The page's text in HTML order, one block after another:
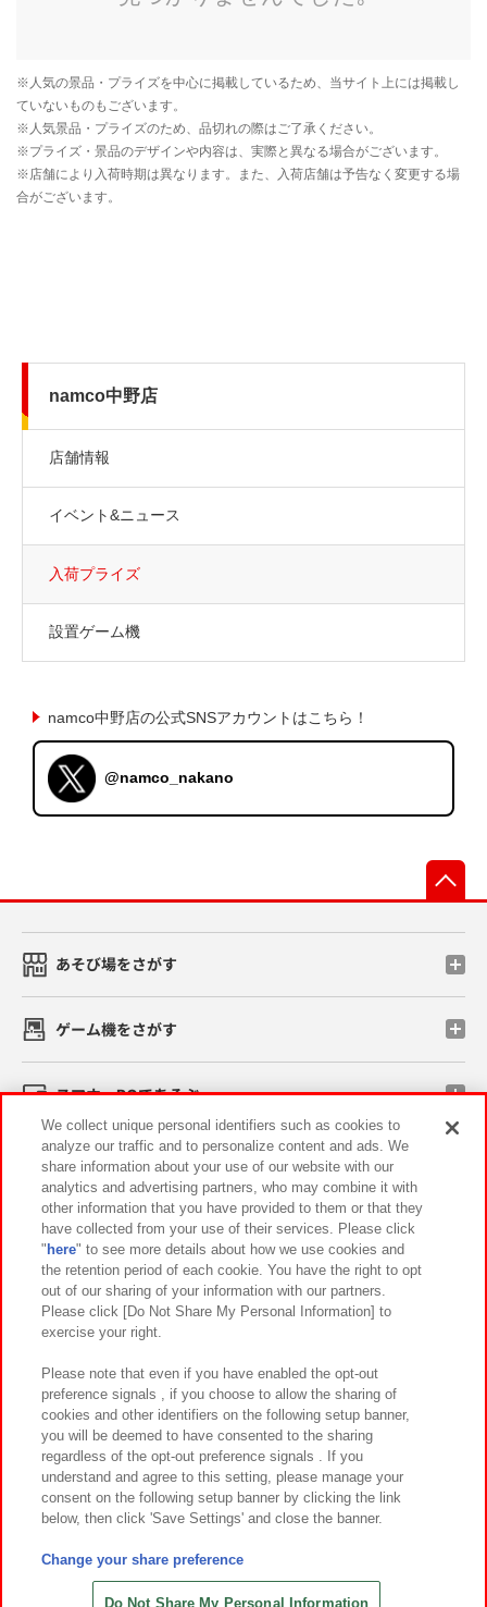
namco中野店
店舗情報
イベント&ニュース
入荷プライズ
設置ゲーム機
namco中野店の公式SNSアカウントはこちら！
@namco_nakano
あそび場をさがす
ゲーム機をさがす
スマホ・PCであそぶ
イベント・キャンペーン
関連会社 サステナビリティ サイトポリシー
プライバシーポリシー ウェブアクセシビリティ方針と検証結果
お取引先さまとともに
カスタマーハラスメント対応方針 よくあるご質問・お問い合わせ
©Bandai Namco Amusement Inc.
©Bandai Namco Amusement Lab Inc.
©HANAYASHIKI Co., Ltd. All Rights Reserved.
We collect unique personal identifiers such as cookies to
analyze our traffic and to personalize content and ads. We
share information about your use of our website with our
analytics and advertising partners, who may combine it with
other information that you have provided to them or that they
have collected from your use of their services. Please click
" here" to see more details about how we use cookies and
the retention period of each cookie. You have the right to opt
out of our sharing of your information with our partners.
Please click [Do Not Share My Personal Information] to
exercise your right.
Please note that even if you have enabled the opt-out
preference signals , if you choose to allow the sharing of
cookies and other identifiers on the following setup banner,
you will be deemed to have consented to the sharing
regardless of the opt-out preference signals . If you
understand and agree to this setting, please manage your
consent on the following setup banner by clicking the link
below, then click 'Save Settings' and close the banner.
Change your share preference
Do Not Share My Personal Information